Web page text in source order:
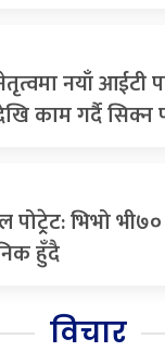
नयाँ आईटी
काम गर्दै सिक्न
पोट्र्रेट: भिभो
हुँदै
विचार